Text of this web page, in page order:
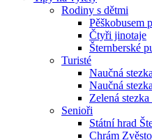
Rodiny s dětmi
Pěškobusem
Čtyři jinotaje
Šternberské
Turisté
Naučná
Naučná
Zelená
Senioři
Státní hrad
Chrám